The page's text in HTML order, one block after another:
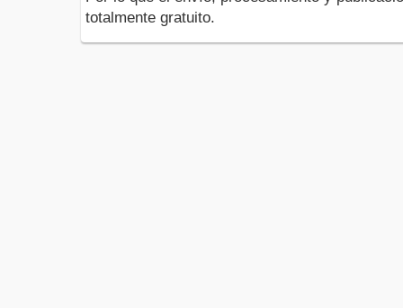
totalmente gratuito.